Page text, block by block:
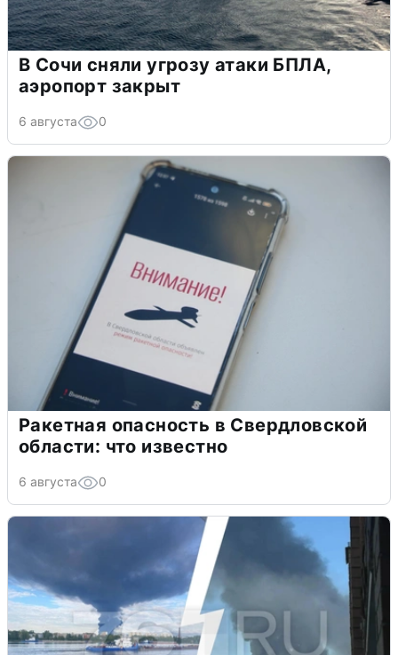
В Сочи сняли угрозу атаки БПЛА,
аэропорт закрыт
6 августа 0
Ракетная опасность в Свердловской
области: что известно
6 августа 0